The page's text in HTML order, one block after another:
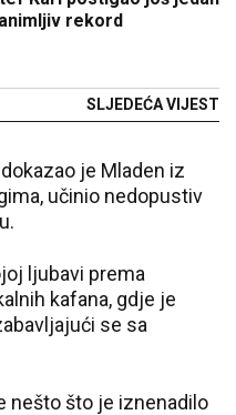
rekord
SLJEDEĆA VIJEST
je Mladen iz
učinio nedopustiv
ljubavi prema
kafana, gdje je
se sa
nešto što je iznenadilo